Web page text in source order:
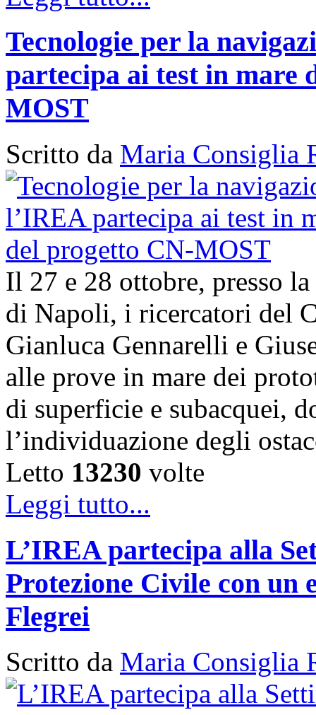
Tecnologie per la
partecipa ai test in mare
MOST
Scritto da Maria Consiglia
Il 27 e 28 ottobre, presso
di Napoli, i ricercatori del
Gianluca Gennarelli e
alle prove in mare dei
di superficie e subacquei,
l’individuazione degli
Letto 13230 volte
Leggi tutto...
L’IREA partecipa alla
Protezione Civile con un
Flegrei
Scritto da Maria Consiglia